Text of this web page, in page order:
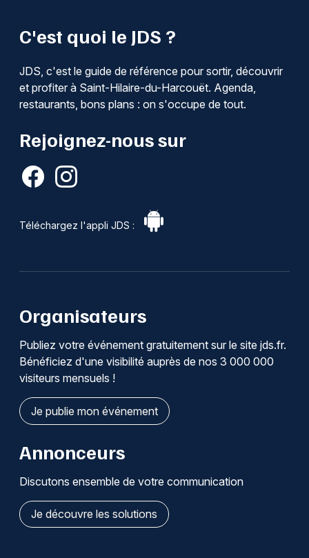
C'est quoi le JDS ?
JDS, c'est le guide de référence pour sortir, découvrir
et profiter à Saint-Hilaire-du-Harcouët. Agenda,
restaurants, bons plans : on s'occupe de tout.
Rejoignez-nous sur
Téléchargez l'appli JDS :
Organisateurs
Publiez votre événement gratuitement sur le site jds.fr.
Bénéficiez d'une visibilité auprès de nos 3 000 000
visiteurs mensuels !
Je publie mon événement
Annonceurs
Discutons ensemble de votre communication
Je découvre les solutions